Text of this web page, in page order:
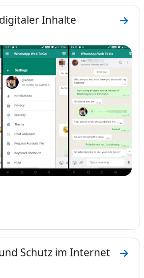
Inhalte Zum
Schutz im Internet Zum